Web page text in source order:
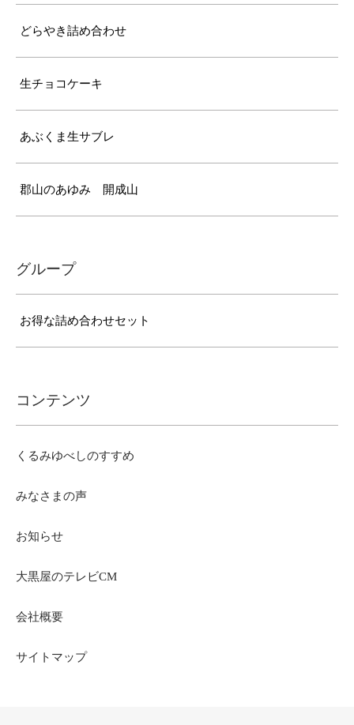
どらやき詰め合わせ
生チョコケーキ
あぶくま生サブレ
郡山のあゆみ 開成山
グループ
お得な詰め合わせセット
コンテンツ
くるみゆべしのすすめ
みなさまの声
お知らせ
大黒屋のテレビCM
会社概要
サイトマップ